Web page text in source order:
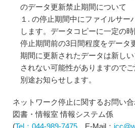
のデータ更新禁止期間について
１. の停止期間中にファイルサー
します。データコピーに一定の
停止期間前の3日間程度をデータ
期間に更新されたデータは新し
されない可能性がありますので
別途お知らせします。
ネットワーク停止に関するお問い
図書・情報室 情報システム係